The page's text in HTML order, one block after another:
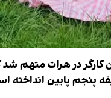
کارگر در هرات متهم شد
پنجم پایین انداخته